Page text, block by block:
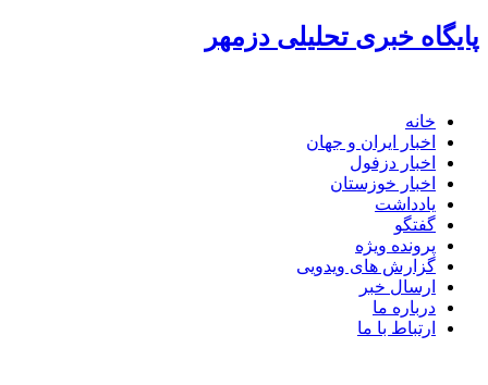
خبری تحلیلی دزمهر
خانه
اخبار ایران و جهان
اخبار دزفول
اخبار خوزستان
یادداشت
گفتگو
پرونده ویژه
گزارش های ویدویی
ارسال خبر
درباره ما
ارتباط با ما